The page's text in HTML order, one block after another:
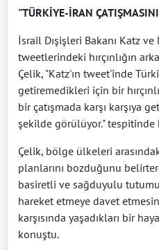
"TÜRKİYE-İRAN
İsrail Dışişleri Bakanı Katz
tweetlerindeki hırçınlığın
Çelik, "Katz'ın tweet'inde
getiremedikleri için bir
bir çatışmada karşı karşıya
şekilde görülüyor."
Çelik, bölge ülkeleri
planlarını bozduğunu
basiretli ve sağduyulu
hareket etmeye davet
karşısında yaşadıkları bir
konuştu.